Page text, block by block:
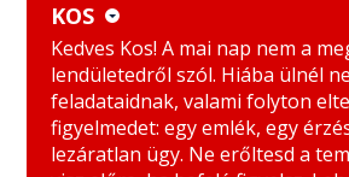
KOS
BIKA
IKREK
KOS
Kedves Kos! A mai nap nem a
lendületedről szól. Hiába ülnél
feladataidnak, valami folyton
figyelmedet: egy emlék, egy
lezáratlan ügy. Ne erőltesd a